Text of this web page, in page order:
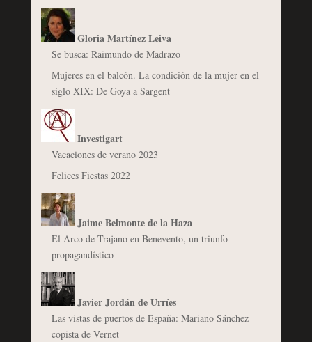
Gloria Martínez Leiva
Se busca: Raimundo de Madrazo
Mujeres en el balcón. La condición de la mujer en el
siglo XIX: De Goya a Sargent
Investigart
Vacaciones de verano 2023
Felices Fiestas 2022
Jaime Belmonte de la Haza
El Arco de Trajano en Benevento, un triunfo
propagandístico
Javier Jordán de Urríes
Las vistas de puertos de España: Mariano Sánchez
copista de Vernet